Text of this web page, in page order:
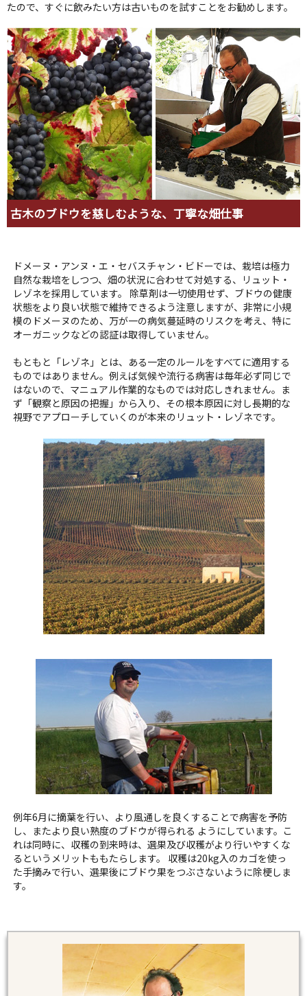
たので、すぐに飲みたい方は古いものを試すことをお勧めします。
古木のブドウを慈しむような、丁寧な畑仕事
ドメーヌ・アンヌ・エ・セバスチャン・ビドーでは、栽培は極力
自然な栽培をしつつ、畑の状況に合わせて対処する、リュット・
レゾネを採用しています。 除草剤は一切使用せず、ブドウの健康
状態をより良い状態で維持できるよう注意しますが、非常に小規
模のドメーヌのため、万が一の病気蔓延時のリスクを考え、特に
オーガニックなどの認証は取得していません。
もともと「レゾネ」とは、ある一定のルールをすべてに適用する
ものではありません。例えば気候や流行る病害は毎年必ず同じで
はないので、マニュアル作業的なものでは対応しきれません。ま
ず「観察と原因の把握」から入り、その根本原因に対し長期的な
視野でアプローチしていくのが本来のリュット・レゾネです。
例年6月に摘葉を行い、より風通しを良くすることで病害を予防
し、またより良い熟度のブドウが得られる ようにしています。こ
れは同時に、収穫の到来時は、選果及び収穫がより行いやすくな
るというメリットももたらします。 収穫は20kg入のカゴを使っ
た手摘みで行い、選果後にブドウ果をつぶさないように除梗しま
す。